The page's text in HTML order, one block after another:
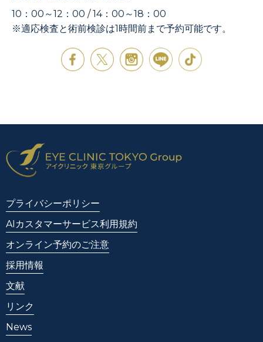
10：00～12：00 / 14：00～18：00
※適応検査と術前検診は1時間前まで予約可能です。
プライバシーポリシー
AIカスタマーサービス利用規約
オンライン予約のご注意
採用情報
文献
リンク
News